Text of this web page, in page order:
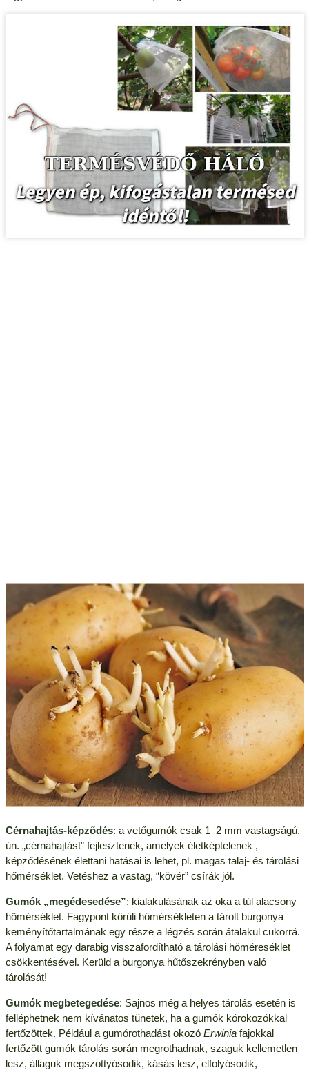
Cérnahajtás-képződés: a vetőgumók csak 1–2 mm vastagságú,
ún. „cérnahajtást” fejlesztenek, amelyek életképtelenek ,
képződésének élettani hatásai is lehet, pl. magas talaj- és tárolási
hőmérséklet. Vetéshez a vastag, “kövér” csírák jól.
Gumók „megédesedése”: kialakulásának az oka a túl alacsony
hőmérséklet. Fagypont körüli hőmérsékleten a tárolt burgonya
keményítőtartalmának egy része a légzés során átalakul cukorrá.
A folyamat egy darabig visszafordítható a tárolási höméreséklet
csökkentésével. Kerüld a burgonya hűtőszekrényben való
tárolását!
Gumók megbetegedése: Sajnos még a helyes tárolás esetén is
felléphetnek nem kívánatos tünetek, ha a gumók kórokozókkal
fertőzöttek. Például a gumórothadást okozó Erwiniafajokkal
fertőzött gumók tárolás során megrothadnak, szaguk kellemetlen
lesz, állaguk megszottyósodik, kásás lesz, elfolyósodik,